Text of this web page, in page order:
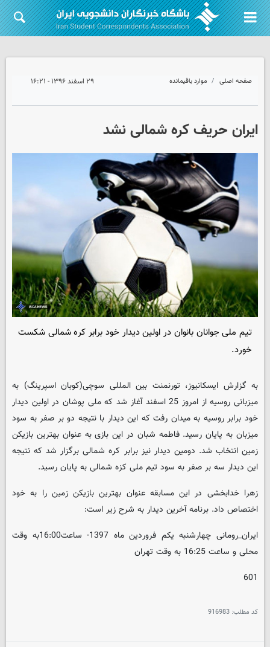
صفحه اصلی موارد باقیمانده ۲۹ اسفند ۱۳۹۶ - ۱۶:۲۱
ایران حریف کره شمالی نشد
تیم ملی جوانان بانوان در اولین دیدار خود برابر کره شمالی شکست
خورد.
به گزارش ایسکانیوز، تورنمنت بین المللی سوچی(کوبان اسپرینگ) به
میزبانی روسیه از امروز 25 اسفند آغاز شد که ملی پوشان در اولین دیدار
خود برابر روسیه به میدان رفت که این دیدار با نتیجه دو بر صفر به سود
میزبان به پایان رسید. فاطمه شبان در این بازی به عنوان بهترین بازیکن
زمین انتخاب شد. دومین دیدار نیز برابر کره شمالی برگزار شد که نتیجه
این دیدار سه بر صفر به سود تیم ملی کزه شمالی به پایان رسید.
زهرا خدابخشی در این مسابقه عنوان بهترین بازیکن زمین را به خود
اختصاص داد. برنامه آخرین دیدار به شرح زیر است:
ایران_رومانی چهارشنبه یکم فروردین ماه 1397- ساعت16:00به وقت
محلی و ساعت 16:25 به وقت تهران
601
کد مطلب: 916983